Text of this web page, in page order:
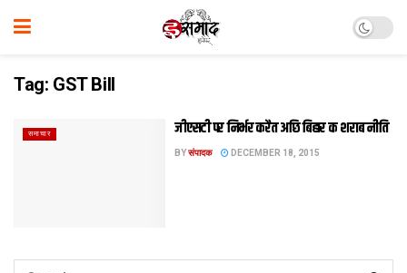
Tag: GST Bill
समाचार जीएसटी पर निर्भर करैत अछि बिहार क शराब नीति
BYसंपादक DECEMBER 18, 2015